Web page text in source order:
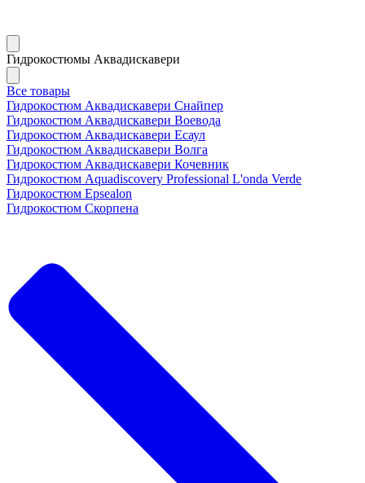
Гидрокостюмы Аквадискавери
Все товары
Гидрокостюм Аквадискавери Снайпер
Гидрокостюм Аквадискавери Воевода
Гидрокостюм Аквадискавери Есаул
Гидрокостюм Аквадискавери Волга
Гидрокостюм Аквадискавери Кочевник
Гидрокостюм Aquadiscovery Professional L'onda Verde
Гидрокостюм Epsealon
Гидрокостюм Скорпена